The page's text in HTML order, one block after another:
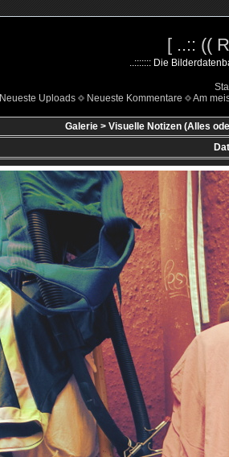
[ ..:: ((
..::::::: Die
Neueste Uploads Neueste Kommentare Am
Galerie > Visuelle Notizen (Alles